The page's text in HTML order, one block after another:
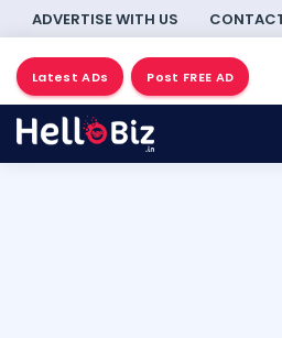
ADVERTISE WITH US
Latest ADs Post FREE AD